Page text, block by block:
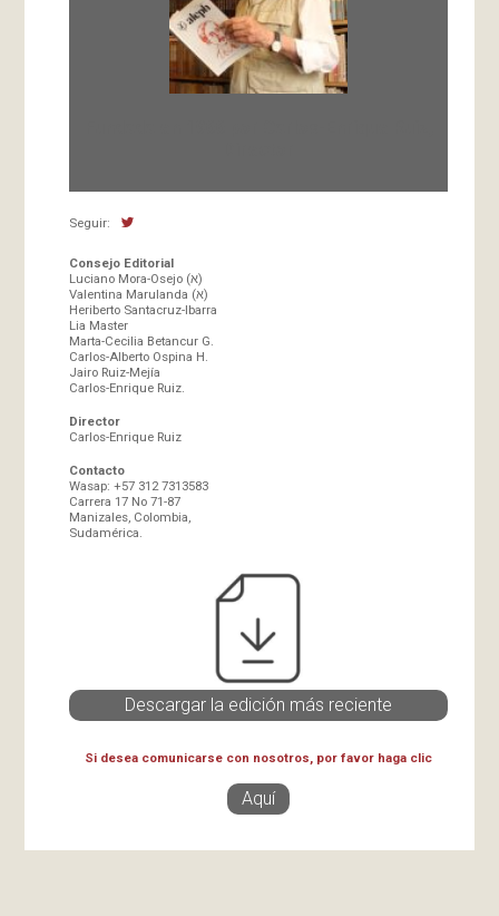
Seguir:
Consejo Editorial
Luciano Mora-Osejo (א)
Valentina Marulanda (א)
Heriberto Santacruz-Ibarra
Lia Master
Marta-Cecilia Betancur G.
Carlos-Alberto Ospina H.
Jairo Ruiz-Mejía
Carlos-Enrique Ruiz.
Director
Carlos-Enrique Ruiz
Contacto
Wasap: +57 312 7313583
Carrera 17 No 71-87
Manizales, Colombia,
Sudamérica.
Descargar la edición más reciente
Si desea comunicarse con nosotros, por favor haga clic
Aquí